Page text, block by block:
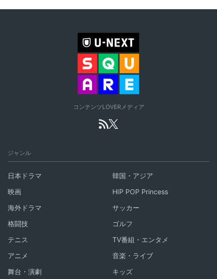
コンテンツLOVERメディア
ジャンル
日本ドラマ
韓国・アジア
映画
HIP POP Princess
海外ドラマ
サッカー
格闘技
ゴルフ
テニス
TV番組・エンタメ
アニメ
音楽・ライブ
舞台・演劇
キッズ